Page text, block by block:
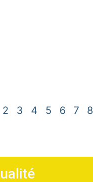
2 3 4 5 6 7 8